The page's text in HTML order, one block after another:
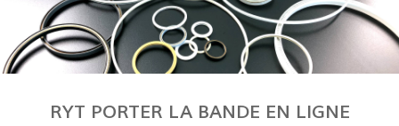
RYT PORTER LA BANDE EN LIGNE